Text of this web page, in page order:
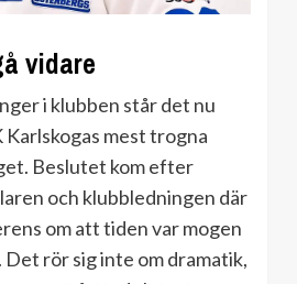
vidare
i klubben står det nu
mest trogna
Beslutet kom efter
och klubbledningen där
om att tiden var mogen
rör sig inte om dramatik,